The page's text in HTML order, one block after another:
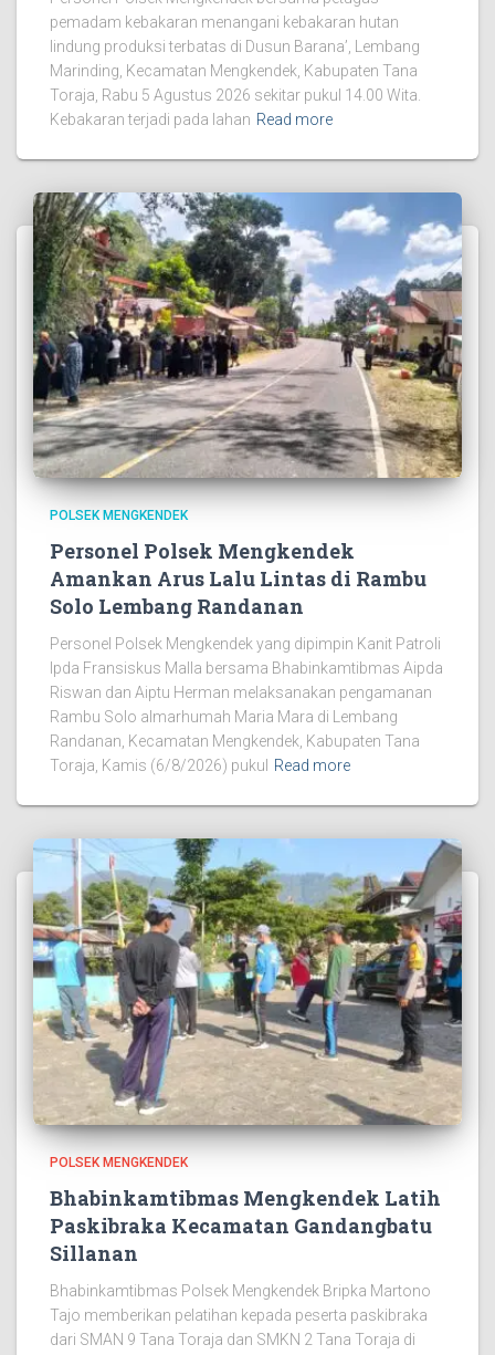
pemadam kebakaran menangani kebakaran hutan
lindung produksi terbatas di Dusun Barana’, Lembang
Marinding, Kecamatan Mengkendek, Kabupaten Tana
Toraja, Rabu 5 Agustus 2026 sekitar pukul 14.00 Wita.
Kebakaran terjadi pada lahan Read more
POLSEK MENGKENDEK
Personel Polsek Mengkendek
Amankan Arus Lalu Lintas di Rambu
Solo Lembang Randanan
Personel Polsek Mengkendek yang dipimpin Kanit Patroli
Ipda Fransiskus Malla bersama Bhabinkamtibmas Aipda
Riswan dan Aiptu Herman melaksanakan pengamanan
Rambu Solo almarhumah Maria Mara di Lembang
Randanan, Kecamatan Mengkendek, Kabupaten Tana
Toraja, Kamis (6/8/2026) pukul
Read more
POLSEK MENGKENDEK
Bhabinkamtibmas Mengkendek Latih
Paskibraka Kecamatan Gandangbatu
Sillanan
Bhabinkamtibmas Polsek Mengkendek Bripka Martono
Tajo memberikan pelatihan kepada peserta paskibraka
dari SMAN 9 Tana Toraja dan SMKN 2 Tana Toraja di